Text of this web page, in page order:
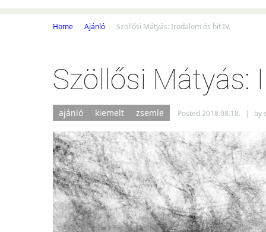
Home Ajánló Szöllősi Mátyás: Irodalom és hit IV.
Szöllősi Mátyás:
ajánló kiemelt zsemle Posted2018.08.18. | by